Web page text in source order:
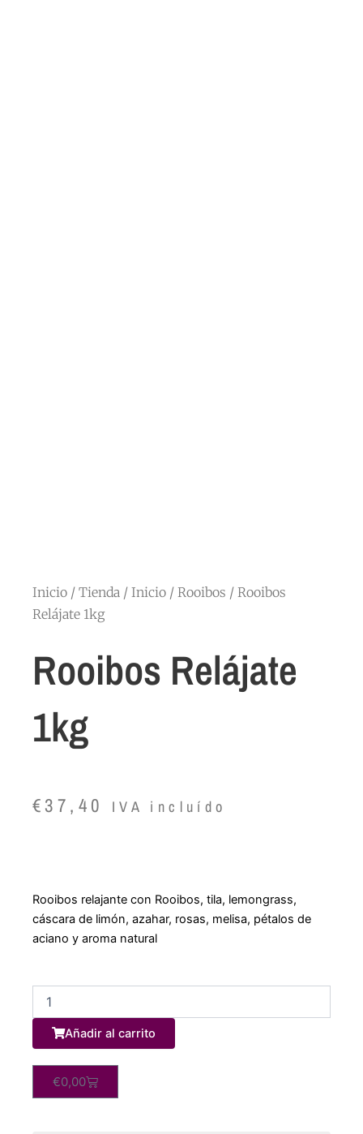
Inicio / Tienda / Inicio / Rooibos / Rooibos
Relájate 1kg
Rooibos Relájate
1kg
€37,40 IVA incluído
Rooibos relajante con Rooibos, tila, lemongrass,
cáscara de limón, azahar, rosas, melisa, pétalos de
aciano y aroma natural
frutas,
gominolas
gramos
Añadir al carrito
€0,00Carrito